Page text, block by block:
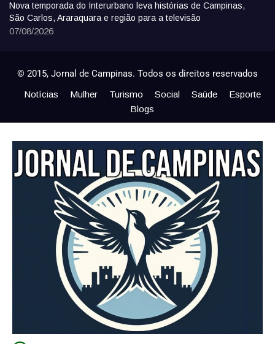
Nova temporada do Interurbano leva histórias de Campinas,
São Carlos, Araraquara e região para a televisão
07/08/2026
© 2015, Jornal de Campinas. Todos os direitos reservados
Notícias Mulher Turismo Social Saúde
Esporte
Blogs